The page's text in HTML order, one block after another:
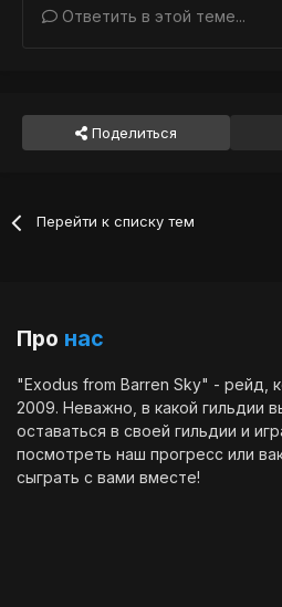
Ответить в этой теме...
Поделиться
Перейти к списку тем
Про нас
"Exodus from Barren Sky" - рейд,
2009. Неважно, в какой гильдии
оставаться в своей гильдии и
посмотреть наш прогресс или
сыграть с вами вместе!